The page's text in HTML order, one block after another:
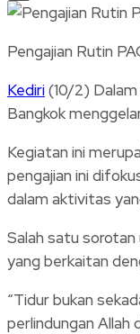
Link
Share
Pengajian Rutin
Kediri(10/2)
Bangkok
Kegiatan ini
pengajian ini
dalam aktivitas
Salah satu
yang berkaitan
“Tidur bukan
perlindungan Allah